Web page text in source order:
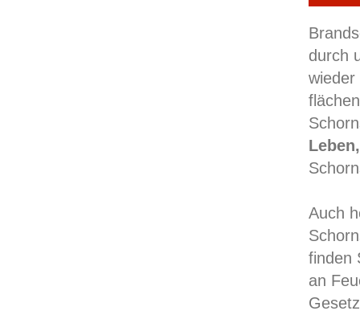
durch
wieder
Auch
finden
an